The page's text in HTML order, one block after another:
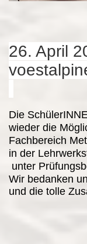
26. April
Die
wieder die
Fachbereich
in der
unter
Wir bedanken
und die tolle